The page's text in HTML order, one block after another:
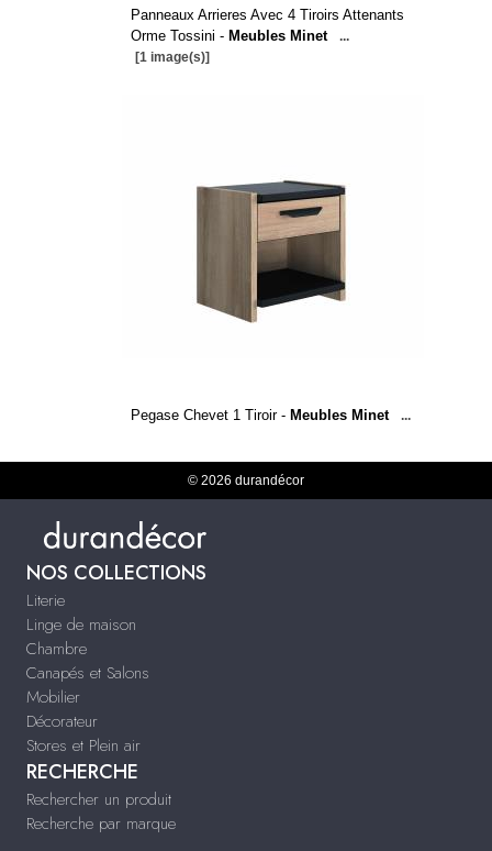
Panneaux Arrieres Avec 4 Tiroirs Attenants
Orme Tossini - Meubles Minet
...
[1 image(s)]
Pegase Chevet 1 Tiroir - Meubles Minet ...
© 2026 durandécor
NOS COLLECTIONS
Literie
Linge de maison
Chambre
Canapés et Salons
Mobilier
Décorateur
Stores et Plein air
RECHERCHE
Rechercher un produit
Recherche par marque